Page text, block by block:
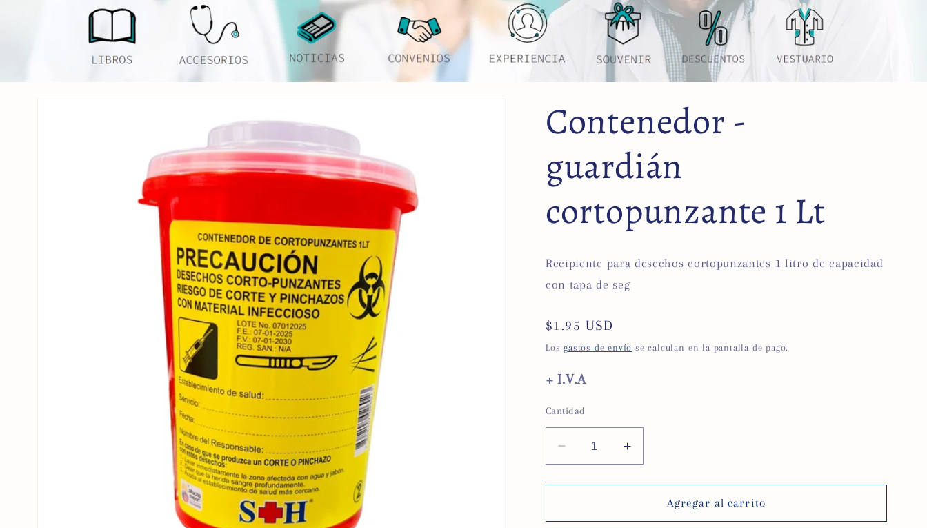
Contenedor -
guardián
cortopunzante 1 Lt
Recipiente para desechos cortopunzantes 1 litro de capacidad
con tapa de seg
Precio
habitual
$1.95 USD
Losgastos de envío se calculan en la pantalla de pago.
+ I.V.A
Cantidad
Reducir
cantidad
para
-
Aumentar
cantidad
para
Contenedor
-
Agregar al carrito